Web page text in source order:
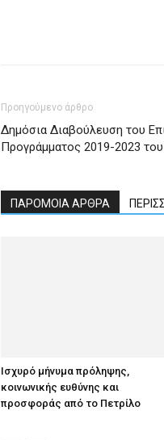
Προηγούμενο άρθρο
Δημόσια Διαβούλευση του
Προγράμματος 2019-2023
ΠΑΡΟΜΟΙΑ ΑΡΘΡΑ
Ισχυρό μήνυμα πρόληψης,
κοινωνικής ευθύνης και
προσφοράς από το Πετρίλο